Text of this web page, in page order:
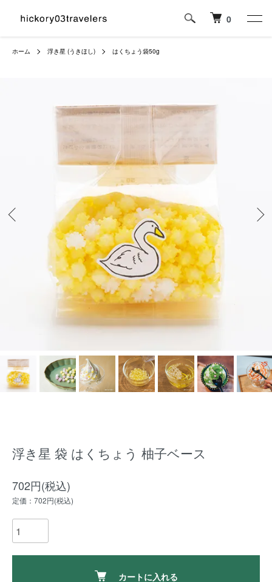
0
ホーム 浮き星 (うきほし) はくちょう袋50g
浮き星 袋 はくちょう 柚子ベース
702円(税込)
定価：702円(税込)
カートに入れる